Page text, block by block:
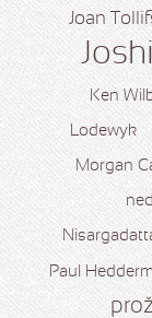
Joan
Joshi
Ken
Lodewyk
Morgan
Paul